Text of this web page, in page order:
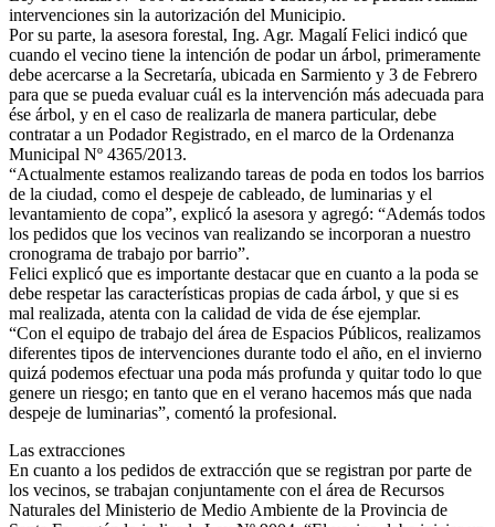
intervenciones sin la autorización del Municipio.
Por su parte, la asesora forestal, Ing. Agr. Magalí Felici indicó que
cuando el vecino tiene la intención de podar un árbol, primeramente
debe acercarse a la Secretaría, ubicada en Sarmiento y 3 de Febrero
para que se pueda evaluar cuál es la intervención más adecuada para
ése árbol, y en el caso de realizarla de manera particular, debe
contratar a un Podador Registrado, en el marco de la Ordenanza
Municipal Nº 4365/2013.
“Actualmente estamos realizando tareas de poda en todos los barrios
de la ciudad, como el despeje de cableado, de luminarias y el
levantamiento de copa”, explicó la asesora y agregó: “Además todos
los pedidos que los vecinos van realizando se incorporan a nuestro
cronograma de trabajo por barrio”.
Felici explicó que es importante destacar que en cuanto a la poda se
debe respetar las características propias de cada árbol, y que si es
mal realizada, atenta con la calidad de vida de ése ejemplar.
“Con el equipo de trabajo del área de Espacios Públicos, realizamos
diferentes tipos de intervenciones durante todo el año, en el invierno
quizá podemos efectuar una poda más profunda y quitar todo lo que
genere un riesgo; en tanto que en el verano hacemos más que nada
despeje de luminarias”, comentó la profesional.
Las extracciones
En cuanto a los pedidos de extracción que se registran por parte de
los vecinos, se trabajan conjuntamente con el área de Recursos
Naturales del Ministerio de Medio Ambiente de la Provincia de